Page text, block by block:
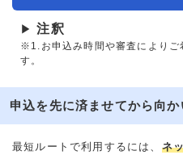
▶ 注釈
※1.お申込み時間や審査によりご
す。
申込を先に済ませてから向か
最短ルートで利用するには、 ネ